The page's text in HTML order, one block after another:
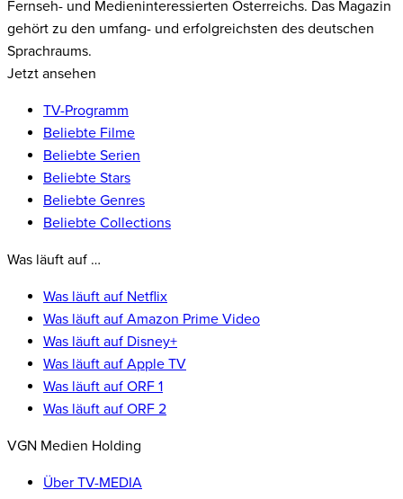
Fernseh- und Medieninteressierten Österreichs. Das Magazin
gehört zu den umfang- und erfolgreichsten des deutschen
Sprachraums.
Jetzt ansehen
TV-Programm
Beliebte Filme
Beliebte Serien
Beliebte Stars
Beliebte Genres
Beliebte Collections
Was läuft auf …
Was läuft auf Netflix
Was läuft auf Amazon Prime Video
Was läuft auf Disney+
Was läuft auf Apple TV
Was läuft auf ORF 1
Was läuft auf ORF 2
VGN Medien Holding
Über TV-MEDIA